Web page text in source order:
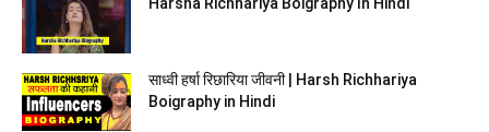
साध्वी हर्षा रिछारिया जीवनी | Harsh Richhariya
Boigraphy in Hindi